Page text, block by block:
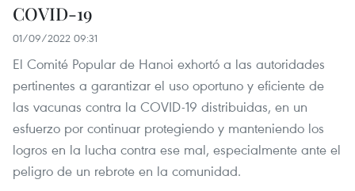
COVID-19
01/09/2022 09:31
El Comité Popular de Hanoi exhortó a las autoridades
pertinentes a garantizar el uso oportuno y eficiente de
las vacunas contra la COVID-19 distribuidas, en un
esfuerzo por continuar protegiendo y manteniendo los
logros en la lucha contra ese mal, especialmente ante el
peligro de un rebrote en la comunidad.